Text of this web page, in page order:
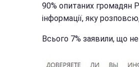
90% опитаних громадян
інформації, яку
Всього 7% заявили, що